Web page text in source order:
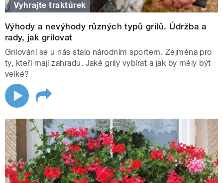
Vyhrajte traktůrek
Výhody a nevýhody různých typů grilů. Údržba a
rady, jak grilovat
Grilování se u nás stalo národním sportem. Zejména pro
ty, kteří mají zahradu. Jaké grily vybírat a jak by měly být
velké?